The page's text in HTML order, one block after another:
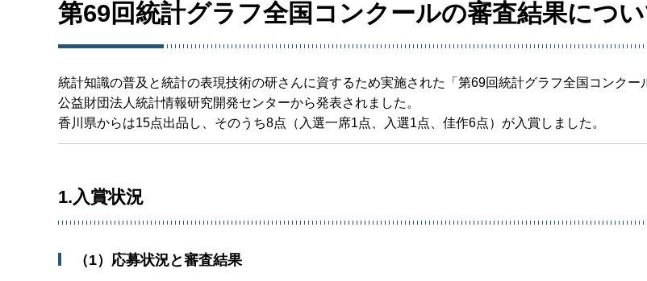
第69回統計グラフ全国コンクールの審査結果につ
統計知識の普及と統計の表現技術の研さんに資するため実施された「第69回統計グラフ全国コンクー
公益財団法人統計情報研究開発センターから発表されました。
香川県からは15点出品し、そのうち8点（入選一席1点、入選1点、佳作6点）が入賞しました。
1.入賞状況
（1）応募状況と審査結果